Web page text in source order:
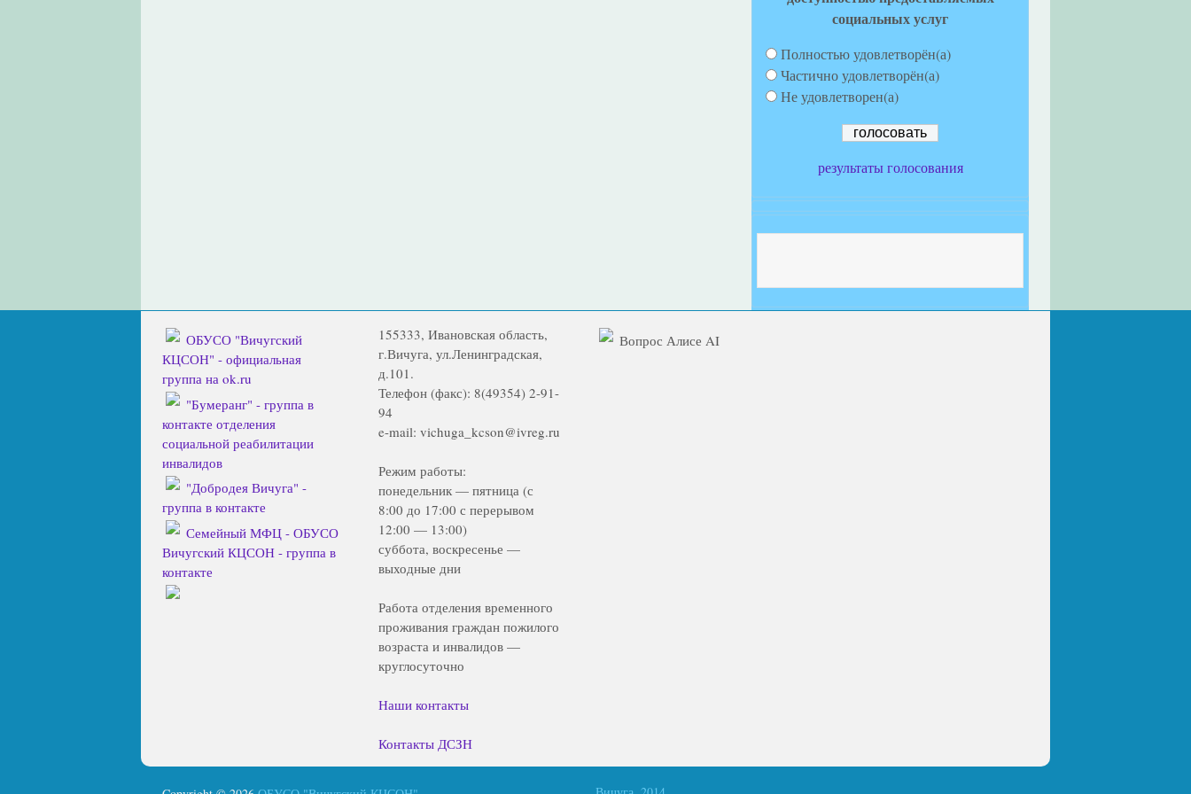
социальных услуг
Полностью удовлетворён(а)
Частично удовлетворён(а)
Не удовлетворен(а)
результаты голосования
ОБУСО "Вичугский
КЦСОН" - официальная
группа на ok.ru
"Бумеранг" - группа в
контакте отделения
социальной реабилитации
инвалидов
"Добродея Вичуга" -
группа в контакте
Семейный МФЦ - ОБУСО
Вичугский КЦСОН - группа в
контакте
155333, Ивановская область,
г.Вичуга, ул.Ленинградская,
д.101.
Телефон (факс): 8(49354) 2-91-
94
e-mail: vichuga_kcson@ivreg.ru
Режим работы:
понедельник — пятница (с
8:00 до 17:00 с перерывом
12:00 — 13:00)
суббота, воскресенье —
выходные дни
Работа отделения временного
проживания граждан пожилого
возраста и инвалидов —
круглосуточно
Наши контакты
Контакты ДСЗН
Вопрос Алисе AI